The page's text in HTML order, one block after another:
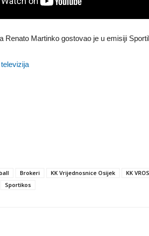
Renato Martinko gostovao je u emisiji
Brokeri KK Vrijednosnice Osijek KK VROS
Sportikos